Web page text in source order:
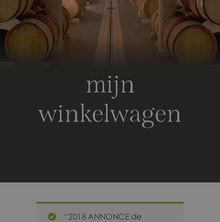
mijn
winkelwagen
“2018 ANNONCE de